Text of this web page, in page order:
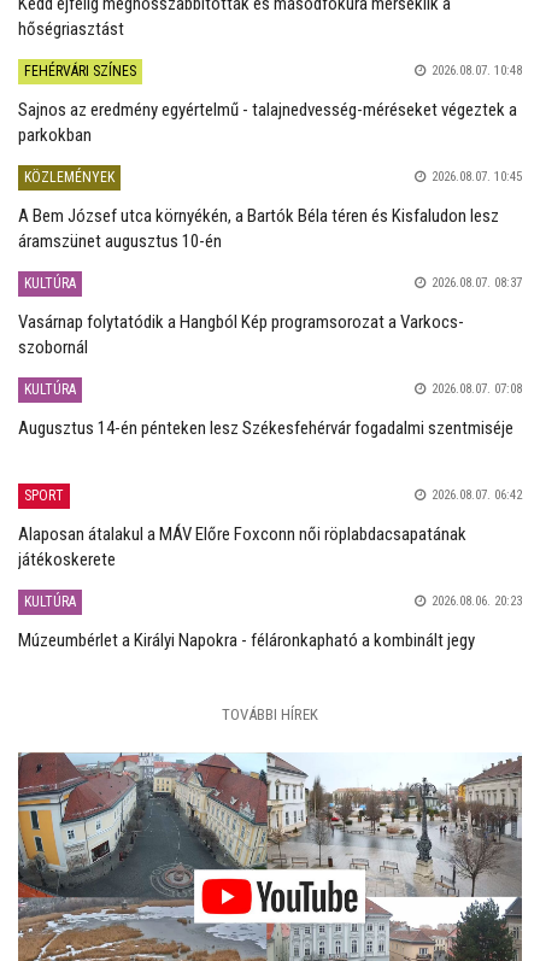
hőségriasztást
FEHÉRVÁRI SZÍNES 2026.08.07. 10:48
Sajnos az eredmény egyértelmű - talajnedvesség-méréseket végeztek a
parkokban
KÖZLEMÉNYEK 2026.08.07. 10:45
A Bem József utca környékén, a Bartók Béla téren és Kisfaludon lesz
áramszünet augusztus 10-én
KULTÚRA 2026.08.07. 08:37
Vasárnap folytatódik a Hangból Kép programsorozat a Varkocs-
szobornál
KULTÚRA 2026.08.07. 07:08
Augusztus 14-én pénteken lesz Székesfehérvár fogadalmi szentmiséje
SPORT 2026.08.07. 06:42
Alaposan átalakul a MÁV Előre Foxconn női röplabdacsapatának
játékoskerete
KULTÚRA 2026.08.06. 20:23
Múzeumbérlet a Királyi Napokra - féláronkapható a kombinált jegy
TOVÁBBI HÍREK